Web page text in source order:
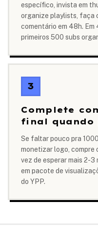
específico, invista em
organize playlists, faça
comentário em 48h. Em
primeiros 500 subs
3
Complete
final quando
Se faltar pouco pra
monetizar logo, compre
vez de esperar mais 2-3
em pacote de
do YPP.